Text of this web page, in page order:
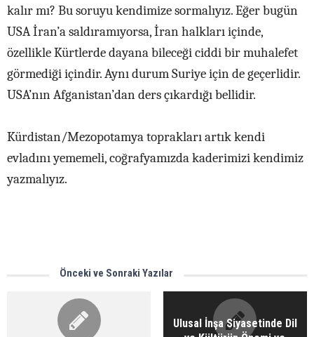
kalır mı? Bu soruyu kendimize sormalıyız. Eğer bugün
USA İran’a saldıramıyorsa, İran halkları içinde,
özellikle Kürtlerde dayana bileceği ciddi bir muhalefet
görmediği içindir. Aynı durum Suriye için de geçerlidir.
USA’nın Afganistan’dan ders çıkardığı bellidir.
Kürdistan/Mezopotamya toprakları artık kendi
evladını yememeli, coğrafyamızda kaderimizi kendimiz
yazmalıyız.
Önceki ve Sonraki Yazılar
Ulusal İnşa Siyasetinde Dil